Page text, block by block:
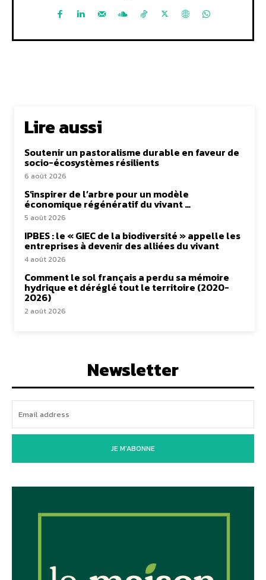
Lire aussi
Soutenir un pastoralisme durable en faveur de
socio-écosystèmes résilients
6 août 2026
S’inspirer de l’arbre pour un modèle
économique régénératif du vivant …
5 août 2026
IPBES : le « GIEC de la biodiversité » appelle les
entreprises à devenir des alliées du vivant
4 août 2026
Comment le sol français a perdu sa mémoire
hydrique et déréglé tout le territoire (2020-
2026)
2 août 2026
Newsletter
JE M'ABONNE